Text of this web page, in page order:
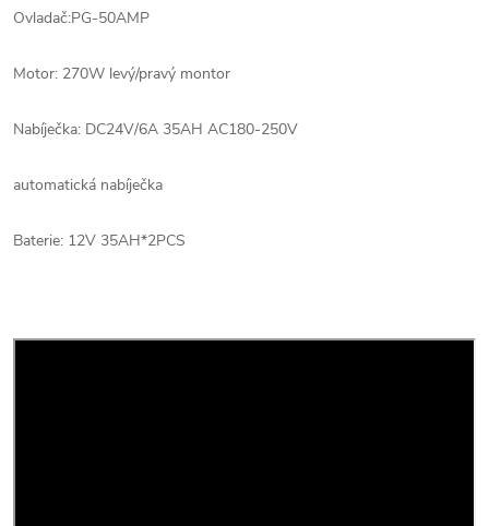
Ovladač:PG-50AMP
Motor: 270W levý/pravý montor
Nabíječka: DC24V/6A 35AH AC180-250V
automatická nabíječka
Baterie: 12V 35AH*2PCS